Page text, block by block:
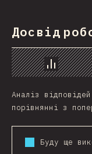
Досвід
Chart
Аналіз
порівнянні з
Буду ще